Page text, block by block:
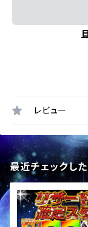
レビュー
最近チェックし